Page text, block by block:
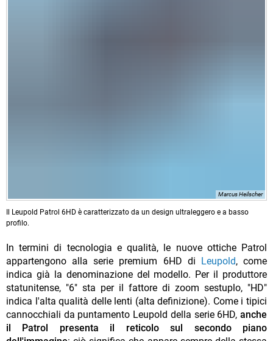
Marcus Heilscher
Il Leupold Patrol 6HD è caratterizzato da un design ultraleggero e a basso
profilo.
In termini di tecnologia e qualità, le nuove ottiche Patrol
appartengono alla serie premium 6HD di
Leupold, come
indica già la denominazione del modello. Per il produttore
statunitense, "6" sta per il fattore di zoom sestuplo, "HD"
indica l'alta qualità delle lenti (alta definizione). Come i tipici
cannocchiali da puntamento Leupold della serie 6HD, anche
il Patrol presenta il reticolo sul secondo piano